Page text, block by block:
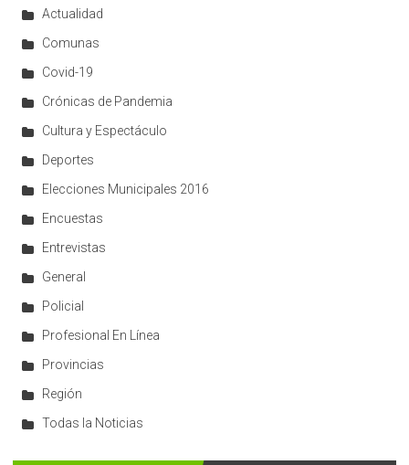
Actualidad
Comunas
Covid-19
Crónicas de Pandemia
Cultura y Espectáculo
Deportes
Elecciones Municipales 2016
Encuestas
Entrevistas
General
Policial
Profesional En Línea
Provincias
Región
Todas la Noticias